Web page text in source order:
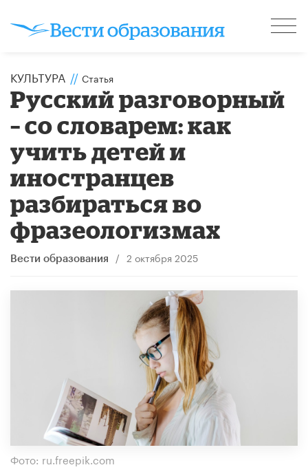
КУЛЬТУРА // Статья
Русский разговорный
– со словарем: как
учить детей и
иностранцев
разбираться во
фразеологизмах
Вести образования / 2 октября 2025
Фото: ru.freepik.com